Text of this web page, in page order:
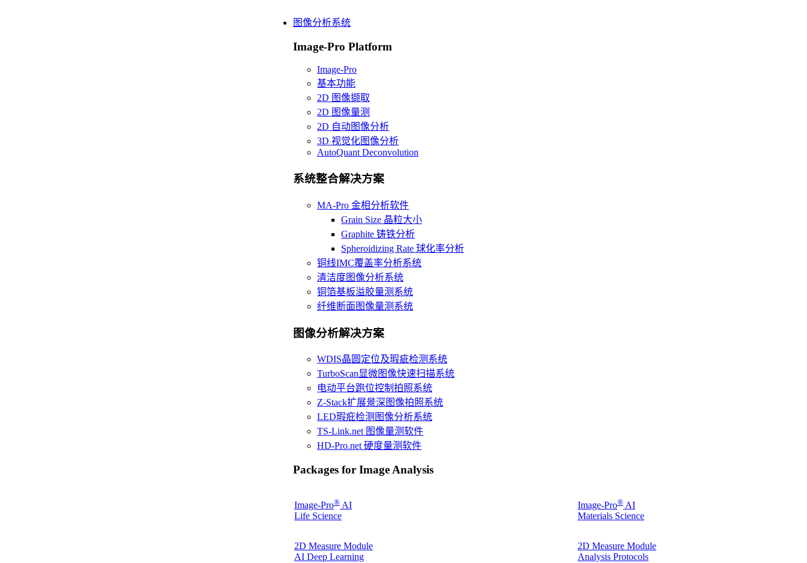
图像分析系统
Image-Pro Platform
Image-Pro
基本功能
2D 图像撷取
2D 图像量测
2D 自动图像分析
3D 视觉化图像分析
AutoQuant Deconvolution
系统整合解决方案
MA-Pro 金相分析软件
Grain Size 晶粒大小
Graphite 铸铁分析
Spheroidizing Rate 球化率分析
铜线IMC覆盖率分析系统
清洁度图像分析系统
铜箔基板溢胶量测系统
纤维断面图像量测系统
图像分析解决方案
WDIS晶圆定位及瑕疵检测系统
TurboScan显微图像快速扫描系统
电动平台跑位控制拍照系统
Z-Stack扩展景深图像拍照系统
LED瑕疪检测图像分析系统
TS-Link.net 图像量测软件
HD-Pro.net 硬度量测软件
Packages for Image Analysis
Image-Pro® AI
Life Science
Image-Pro® AI
Materials Science
2D Measure Module
AI Deep Learning
2D Measure Module
Analysis Protocols